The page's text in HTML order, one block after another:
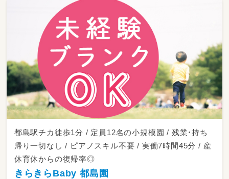
都島駅チカ徒歩1分 / 定員12名の小規模園 / 残業・持ち
帰り一切なし / ピアノスキル不要 / 実働7時間45分 / 産
休育休からの復帰率◎
きらきらBaby 都島園